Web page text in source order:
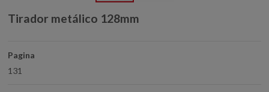
Tirador metálico 128mm
Pagina
131